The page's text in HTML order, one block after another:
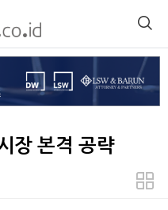
장 본격 공략